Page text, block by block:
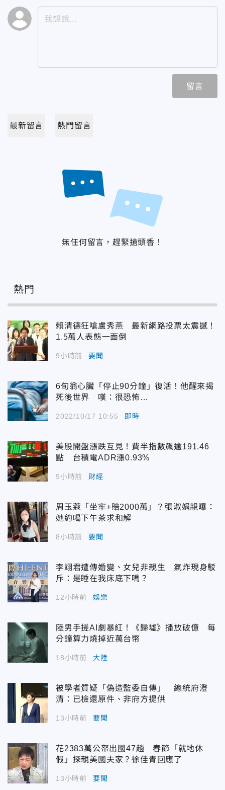
留言
最新留言 熱門留言
無任何留言，趕緊搶頭香！
熱門
賴清德狂嗆盧秀燕 最新網路投票太震撼！
1.5萬人表態一面倒
9小時前 要聞
6旬翁心臟「停止90分鐘」復活！他醒來揭
死後世界 嘆：很恐怖…
2022/10/17 10:55 即時
美股開盤漲跌互見！費半指數飆逾191.46
點 台積電ADR漲0.93%
9小時前 財經
周玉蔻「坐牢+賠2000萬」？張淑娟親曝：
她約喝下午茶求和解
8小時前 要聞
李翊君遭傳婚變、女兒非親生 氣炸現身駁
斥：是睡在我床底下嗎？
12小時前 娛樂
陸男手搓AI劇暴紅！《歸墟》播放破億 每
分鐘算力燒掉近萬台幣
18小時前 大陸
被學者質疑「偽造監委自傳」 總統府澄
清：已檢還原件、非府方提供
13小時前 要聞
花2383萬公帑出國47趟 春節「就地休
假」探親美國夫家？徐佳青回應了
13小時前 要聞